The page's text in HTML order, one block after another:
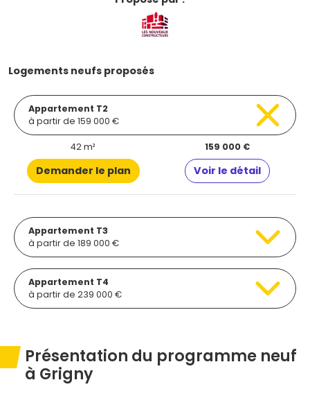
Logements neufs proposés
Appartement T2
à partir de 159 000 €
42 m² 159 000 €
Demander le plan Voir le détail
Appartement T3
à partir de 189 000 €
Appartement T4
à partir de 239 000 €
Présentation du programme neuf
à Grigny